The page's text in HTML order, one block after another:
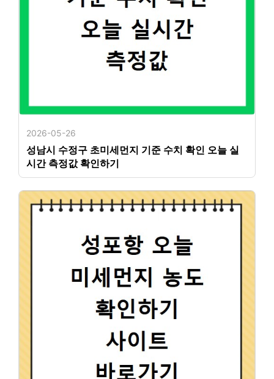
2026-05-26
성남시 수정구 초미세먼지 기준 수치 확인 오늘 실
시간 측정값 확인하기